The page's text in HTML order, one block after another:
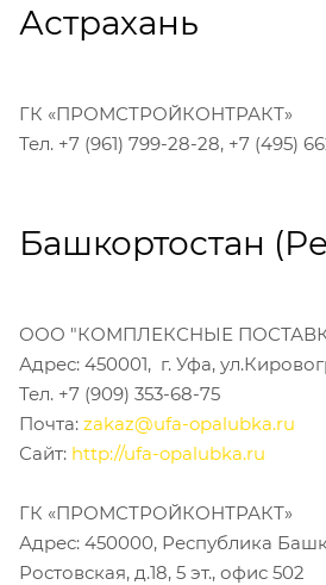
Астрахань
ГК «ПРОМСТРОЙКОНТРАКТ»
Тел. +7 (961) 799-28-28, +7 (495)
Башкортостан
ООО "КОМПЛЕКСНЫЕ
Адрес: 450001, г. Уфа,
Тел. +7 (909) 353-68-75
Почта: zakaz@ufa-opalubka.ru
Сайт: http://ufa-opalubka.ru
ГК «ПРОМСТРОЙКОНТРАКТ»
Адрес: 450000, Республика
Ростовская, д.18, 5 эт., офис 502